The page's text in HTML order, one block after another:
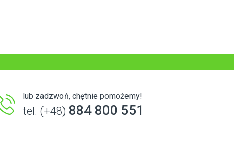
lub zadzwoń, chętnie pomożemy!
tel. (+48) 884 800 551